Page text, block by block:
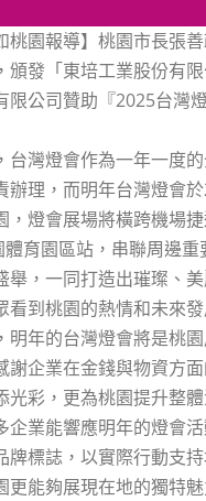
桃園報導】桃園市長張
頒發「東培工業股份有
限公司贊助『2025台灣
台灣燈會作為一年一度
辦理，而明年台灣燈會
，燈會展場將橫跨機場
體育園區站，串聯周邊
舉，一同打造出璀璨、美
看到桃園的熱情和未來發
明年的台灣燈會將是桃
謝企業在金錢與物資方
光彩，更為桃園提升整
企業能響應明年的燈會
牌標誌，以實際行動支
更能夠展現在地的獨特